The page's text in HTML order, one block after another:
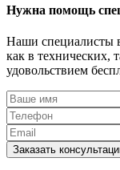
Нужна помощь
Наши специалисты
как в технических,
удовольствием
Заказать